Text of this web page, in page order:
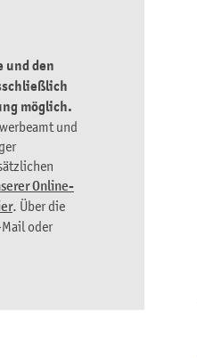
und den
möglich.
und
Online-
. Über die
oder